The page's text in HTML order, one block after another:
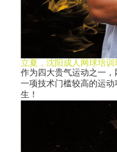
立夏，沈阳成人网球培训
作为四大贵气运动之一
一项技术门槛较高的运
生！